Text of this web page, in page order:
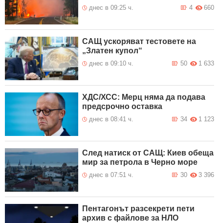
днес в 09:25 ч. 660
4
САЩ ускоряват тестовете на
„Златен купол“
днес в 09:10 ч. 1 633
50
ХДС/ХСС: Мерц няма да подава
предсрочно оставка
днес в 08:41 ч. 1 123
34
След натиск от САЩ: Киев обеща
мир за петрола в Черно море
днес в 07:51 ч. 3 396
30
Пентагонът разсекрети пети
архив с файлове за НЛО